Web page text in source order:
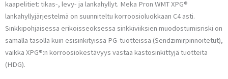
kaapelitiet: tikas-, levy- ja lankahyllyt. Meka Pron WMT XPG®
lankahyllyjärjestelmä on suunniteltu korroosioluokkaan C4 asti.
Sinkkipohjaisessa erikoisseoksessa sinkkiviiksien muodostumisriski on
samalla tasolla kuin esisinkityissä PG-tuotteissa (Sendzimirpinnoitetut),
vaikka XPG®:n korroosiokestävyys vastaa kastosinkittyjä tuotteita
(HDG).